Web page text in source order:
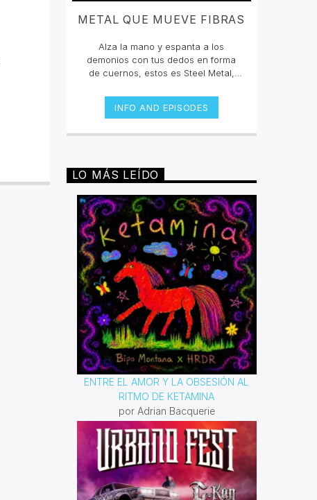
METAL QUE MUEVE FIBRAS
Alza la mano y espanta a los
demonios con tus dedos en forma
de cuernos, estos es Steel Metal,
pit con los grandes clásicos y los
estrenos del Rock Metal, Trash
Metal, Doom, Stoner, Nu Metal, Glam
Metal Progresivo ¡y más
ruido!Miércoles 6pm a 8 pm |
invencible.net
INFO AND EPISODES
LO MÁS LEÍDO
ENTRE EL AMOR Y LA OBSESIÓN AL
RITMO DE KETAMINA
por Adrian Bacquerie